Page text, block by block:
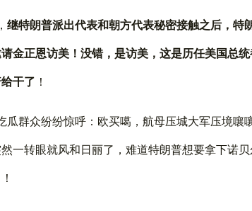
继特朗普派出代表和朝方代表秘密接触之后，特
金正恩访美！没错，是访美，这是历任美国总
干了 ！
瓜群众纷纷惊呼：欧买噶，航母压城大军压境嚷
一转眼就风和日丽了，难道特朗普想要拿下诺